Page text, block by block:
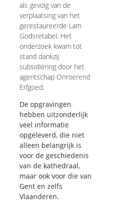
als gevolg van de
verplaatsing van het
gerestaureerde Lam
Godsretabel. Het
onderzoek kwam tot
stand dankzij
subsidiëring door het
agentschap Onroerend
Erfgoed.
De opgravingen
hebben uitzonderlijk
veel informatie
opgeleverd, die niet
alleen belangrijk is
voor de geschiedenis
van de kathedraal,
maar ook voor die van
Gent en zelfs
Vlaanderen.